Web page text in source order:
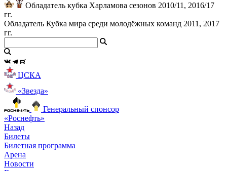
Обладатель кубка Харламова сезонов 2010/11, 2016/17
гг.
Обладатель Кубка мира среди молодёжных команд 2011, 2017
гг.
ЦСКА
«Звезда»
Генеральный спонсор
«Роснефть»
Назад
Билеты
Билетная программа
Арена
Новости